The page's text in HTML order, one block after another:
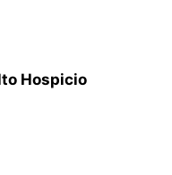
Hospicio